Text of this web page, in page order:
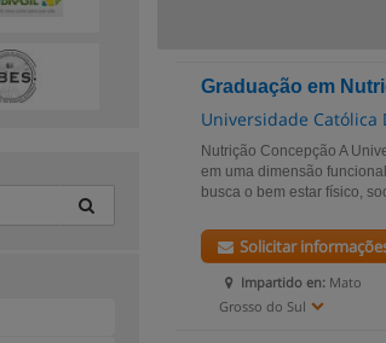
Graduação em
Universidade Católica
Nutrição Concepção A
em uma dimensão
busca o bem estar físico,
Impartido en: Mato
Grosso do Sul
Solicitar